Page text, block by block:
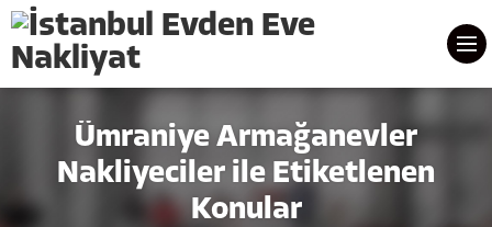
Ümraniye Armağanevler
Nakliyeciler ile Etiketlenen
Konular